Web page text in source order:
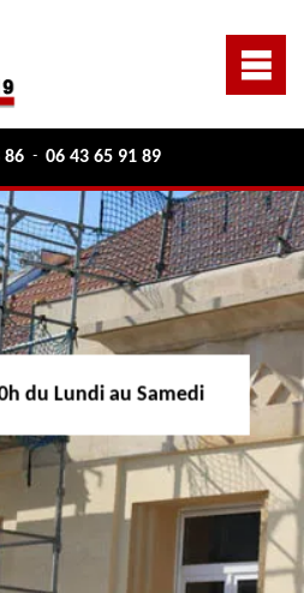
86 - 06 43 65 91 89
du Lundi au Samedi